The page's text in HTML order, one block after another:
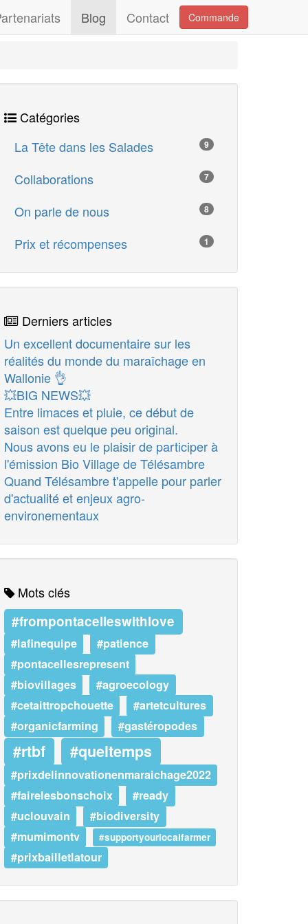
Blog Contact Commande
Catégories
9
La Tête dans les Salades
7
Collaborations
8
On parle de nous
1
Prix et récompenses
Derniers articles
Un excellent documentaire sur les
réalités du monde du maraîchage en
Wallonie 👌
💥BIG NEWS💥
Entre limaces et pluie, ce début de
saison est quelque peu original.
Nous avons eu le plaisir de participer à
l'émission Bio Village de Télésambre
Quand Télésambre t'appelle pour parler
d'actualité et enjeux agro-
environementaux
Mots clés
#frompontacelleswithlove
#lafinequipe
#patience
#pontacellesrepresent
#biovillages
#agroecology
#cetaittropchouette
#artetcultures
#organicfarming
#gastéropodes
#rtbf #queltemps
#prixdelinnovationenmaraichage2022
#fairelesbonschoix
#ready
#uclouvain
#biodiversity
#mumimontv
#supportyourlocalfarmer
#prixbailletlatour